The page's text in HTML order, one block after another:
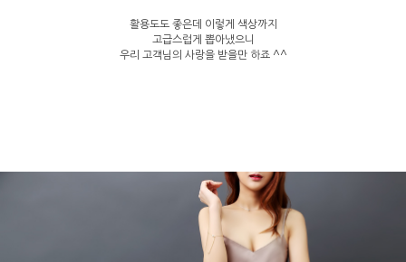
활용도도 좋은데 이렇게 색상까지
고급스럽게 뽑아냈으니
우리 고객님의 사랑을 받을만 하죠 ^^